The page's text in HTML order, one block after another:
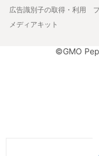
広告識別子の取得・利用
メディアキット
©GMO